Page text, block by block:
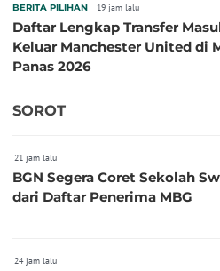
BERITA PILIHAN 19 jam lalu
Daftar Lengkap Transfer
Keluar Manchester United di
Panas 2026
SOROT
21 jam lalu
BGN Segera Coret Sekolah
dari Daftar Penerima MBG
24 jam lalu